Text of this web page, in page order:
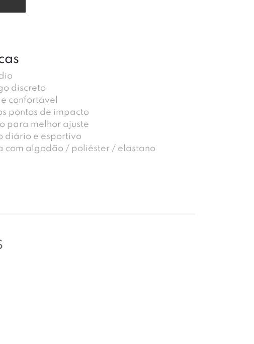
discreto
confortável
pontos de impacto
para melhor ajuste
diário e esportivo
com algodão / poliéster / elastano